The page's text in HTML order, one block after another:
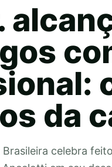
da
celebra